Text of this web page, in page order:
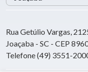
Rua Getúlio Vargas,
Joaçaba - SC - CEP
Telefone (49) 3551-